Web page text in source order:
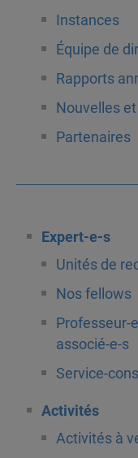
Instances
Équipe de
Rapports
Nouvelles
Partenaires
Expert-e-s
Unités de
Nos fellows
Professeur-
associé-e-s
Service-
Activités
Activités à